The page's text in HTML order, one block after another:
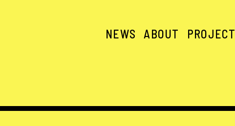
NEWS ABOUT PROJECT